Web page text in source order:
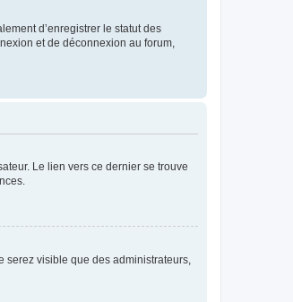
d’enregistrer le statut des
et de déconnexion au forum,
Le lien vers ce dernier se trouve
serez visible que des administrateurs,